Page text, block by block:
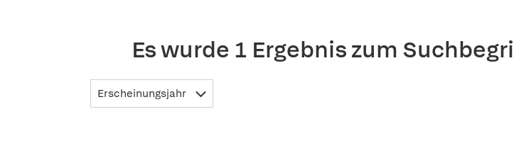
Es wurde 1 Ergebnis zum
Erscheinungsjahr